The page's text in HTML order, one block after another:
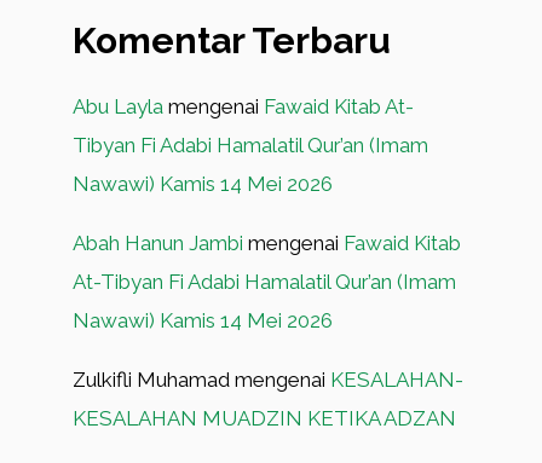
Komentar Terbaru
Abu Layla mengenai Fawaid Kitab At-
Tibyan Fi Adabi Hamalatil Qur’an (Imam
Nawawi) Kamis 14 Mei 2026
Abah Hanun Jambi mengenai Fawaid Kitab
At-Tibyan Fi Adabi Hamalatil Qur’an (Imam
Nawawi) Kamis 14 Mei 2026
Zulkifli Muhamad mengenai KESALAHAN-
KESALAHAN MUADZIN KETIKA ADZAN